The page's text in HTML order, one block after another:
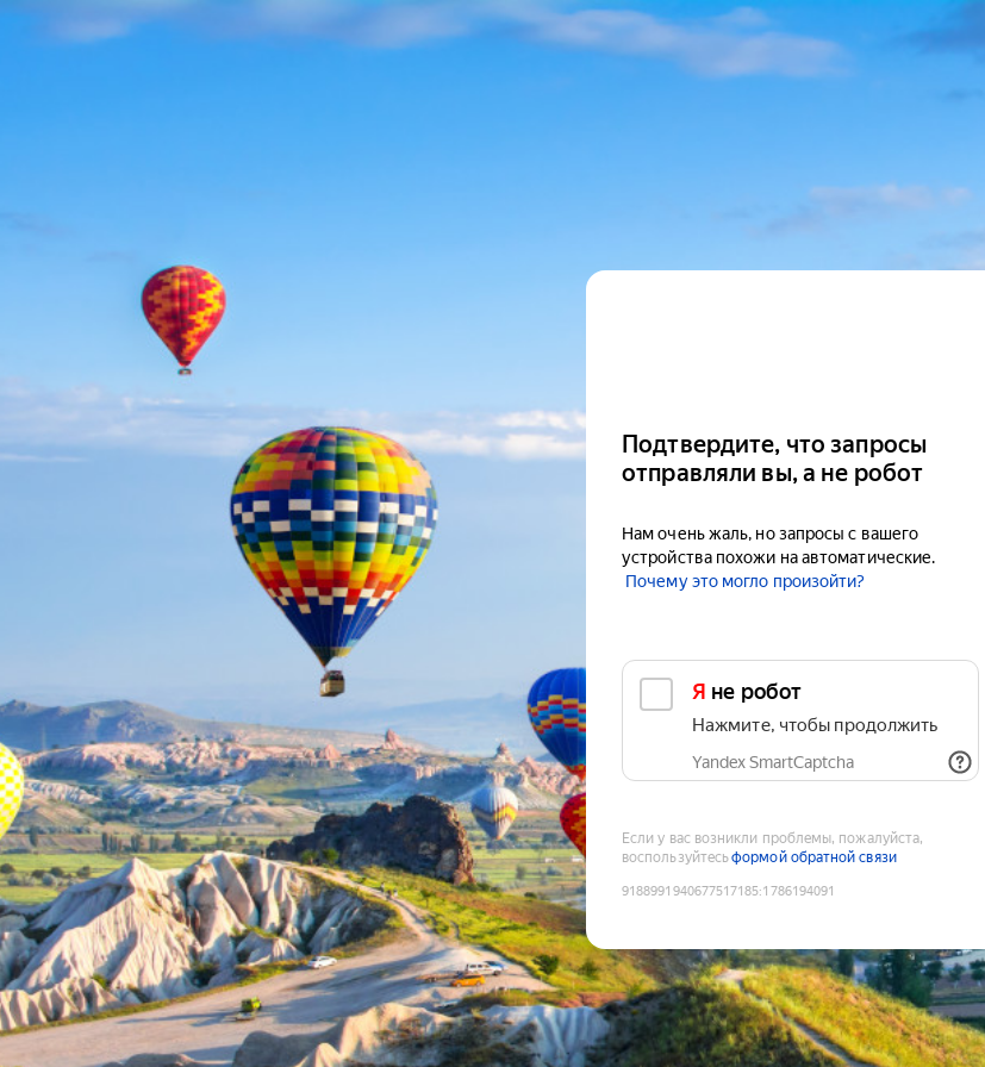
Подтвердите, что запросы
отправляли вы, а не робот
Нам очень жаль, но запросы с вашего
устройства похожи на автоматические.
Почему это могло произойти?
Я не робот
Нажмите, чтобы продолжить
Yandex SmartCaptcha
Если у вас возникли проблемы, пожалуйста,
воспользуйтесьформой обратной связи
9188991940677517185:1786194091